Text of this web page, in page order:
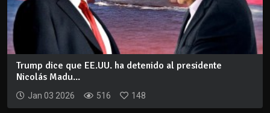
Trump dice que EE.UU. ha detenido al presidente
Nicolás Madu...
Jan 03 2026 516 148